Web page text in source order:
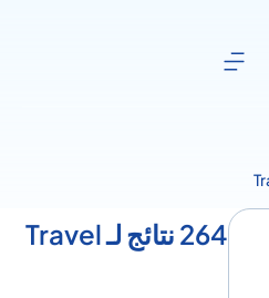
264 نتائج لـ Travel